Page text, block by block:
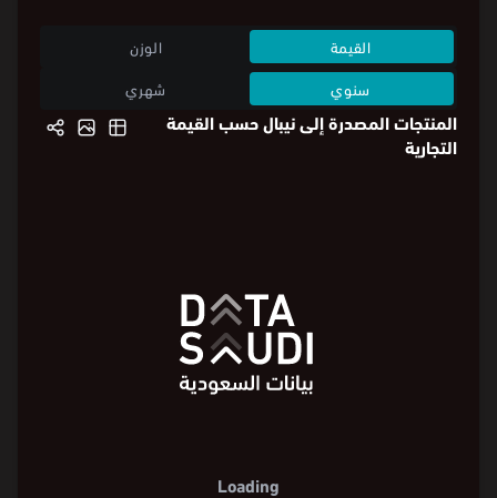
القيمة
الوزن
سنوي
شهري
المنتجات المصدرة إلى نيبال حسب القيمة
التجارية
Loading